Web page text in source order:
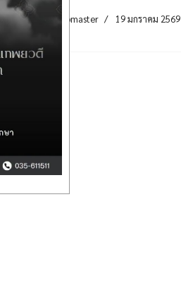
Webmaster 19 มกราคม 2569